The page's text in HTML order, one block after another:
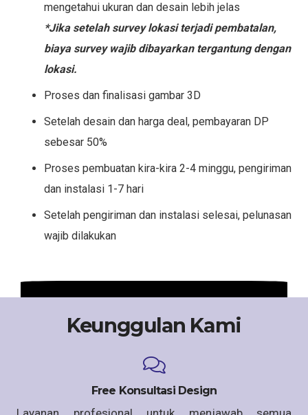
mengetahui ukuran dan desain lebih jelas
*Jika setelah survey lokasi terjadi pembatalan,
biaya survey wajib dibayarkan tergantung dengan
lokasi.
Proses dan finalisasi gambar 3D
Setelah desain dan harga deal, pembayaran DP
sebesar 50%
Proses pembuatan kira-kira 2-4 minggu, pengiriman
dan instalasi 1-7 hari
Setelah pengiriman dan instalasi selesai, pelunasan
wajib dilakukan
Keunggulan Kami
Free Konsultasi Design